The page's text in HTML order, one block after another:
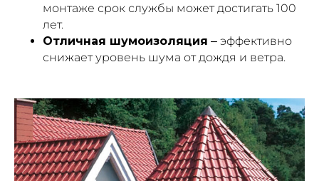
монтаже срок службы может достигать 100
лет.
Отличная шумоизоляция – эффективно
снижает уровень шума от дождя и ветра.